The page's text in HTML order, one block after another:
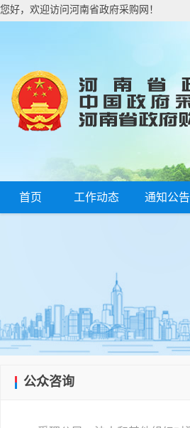
您好，欢迎访问河南省政府采购网！
首页 工作动态 通知公告
公众咨询